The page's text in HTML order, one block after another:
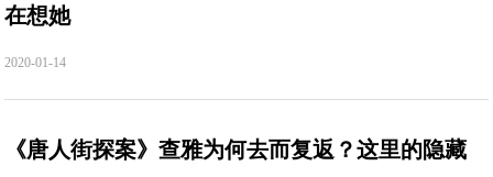
在想她
2020-01-14
《唐人街探案》查雅为何去而复返？这里的隐藏